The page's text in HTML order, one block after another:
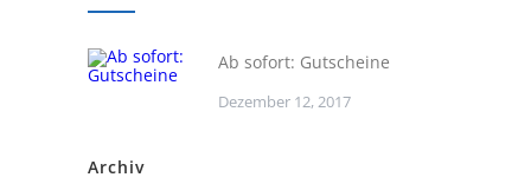
Ab sofort: Gutscheine
Dezember 12, 2017
Archiv